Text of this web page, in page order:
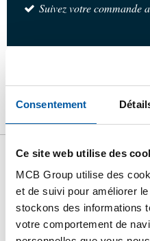
Consentement
Ce site web utilise des
MCB Group utilise des
et de suivi pour améliorer
stockons des informations
votre comportement de
Suivez votre commande
Produit Description du
Liste de prix
316 raccord
concentrique